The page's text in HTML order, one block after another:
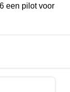
een pilot voor